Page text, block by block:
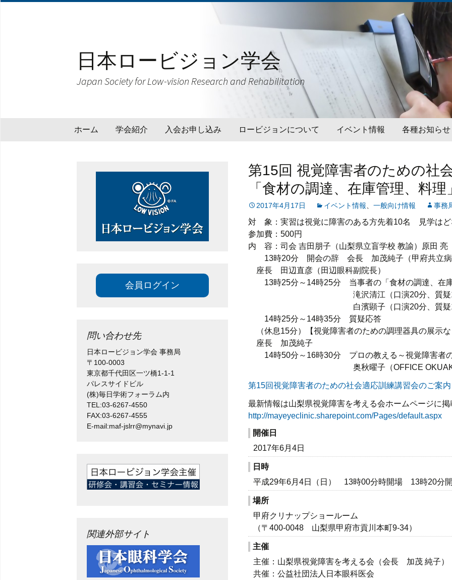
日本ロービジョン学会
Japan Society for Low-vision Research and Rehabilitation
ホーム 学会紹介
学会会則
役員名簿
学会誌
入会お申し込み ロービジョンについて
ロービジョン関連用語ガイド
ライン
ロービジョン対応医療機関リ
北海道
関東・甲信越
東京
東海・北陸
近畿
九州・沖縄
視覚補助具ハンドブック
イベント情報
過去のイベント情報
各種お知らせ
学術関連情報
ロービジョ
第15回 視覚障害者のための社
「食材の調達、在庫管理、料理
2017年4月17日 イベント情報 一般向け情報 事務
対 象：実習は視覚に障害のある方先着10名 見学はど
参加費：500円
内 容：司会 吉田朋子（山梨県立盲学校 教諭）原田 亮
13時20分 開会の辞 会長 加茂純子（甲府共立病
座長 田辺直彦（田辺眼科副院長）
13時25分～14時25分 当事者の「食材の調達、在
滝沢清江（口演20分、質疑10
白濱顕子（口演20分、質疑10
14時25分～14時35分 質疑応答
（休息15分）【視覚障害者のための調理器具の展示
座長 加茂純子
14時50分～16時30分 プロの教える～視覚障害者
奥秋曜子（OFFICE OKUAKI
第15回視覚障害者のための社会適応訓練講習会のご案内
最新情報は山梨県視覚障害を考える会ホームページに
http://mayeyeclinic.sharepoint.com/Pages/default.aspx
開催日
2017年6月4日
日時
平成29年6月4日（日） 13時00分時開場 13時20分
場所
甲府クリナップショールーム
（〒400-0048 山梨県甲府市貢川本町9-34）
主催
主催：山梨県視覚障害を考える会（会長 加茂 純子）
共催：公益社団法人日本眼科医会
会員ログイン
問い合わせ先
日本ロービジョン学会 事務局
〒100-0003
東京都千代田区一ツ橋1-1-1
パレスサイドビル
(株)毎日学術フォーラム内
TEL:03-6267-4550
FAX:03-6267-4555
E-mail:maf-jslrr@mynavi.jp
関連外部サイト